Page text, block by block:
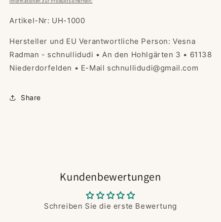
Artikel-Nr: UH-1000
Hersteller und EU Verantwortliche Person: Vesna
Radman - schnullidudi • An den Hohlgärten 3 • 61138
Niederdorfelden • E-Mail schnullidudi@gmail.com
Share
Kundenbewertungen
Schreiben Sie die erste Bewertung